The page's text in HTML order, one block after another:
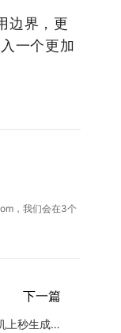
边界，更
一个更加
，我们会在3个
下一篇
Snap推出SnapGen AI：手机上秒生成高分辨率图像